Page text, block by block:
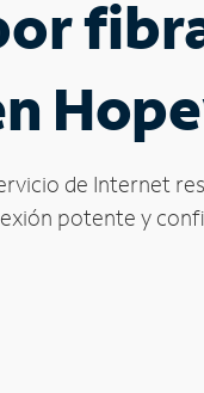
de Internet
potente y